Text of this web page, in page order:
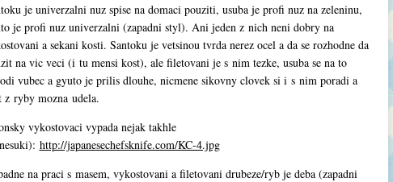
je univerzalni nuz spise na domaci pouziti, usuba je profi nuz na zeleninu,
je profi nuz univerzalni (zapadni styl). Ani jeden z nich neni dobry na
a sekani kosti. Santoku je vetsinou tvrda nerez ocel a da se rozhodne da
na vic veci (i tu mensi kost), ale filetovani je s nim tezke, usuba se na to
vubec a gyuto je prilis dlouhe, nicmene sikovny clovek si i s nim poradi a
z ryby mozna udela.
vykostovaci vypada nejak takhle
http://japanesechefsknife.com/KC-4.jpg
na praci s masem, vykostovani a filetovani drubeze/ryb je deba (zapadni